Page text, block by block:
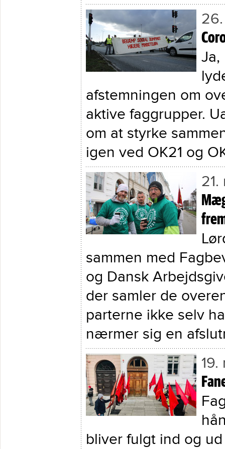
Ja,
afstemningen om
aktive faggrupper.
om at styrke
igen ved OK21 og
sammen med
og Dansk
der samler de
parterne ikke selv
nærmer sig en
bliver fulgt ind og